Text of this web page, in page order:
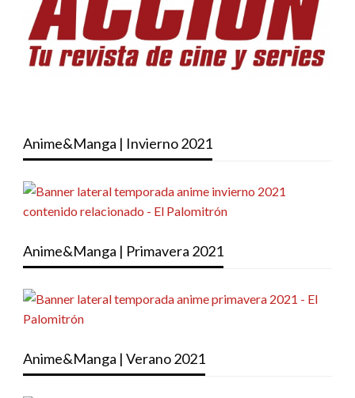
Anime&Manga | Invierno 2021
Anime&Manga | Primavera 2021
Anime&Manga | Verano 2021